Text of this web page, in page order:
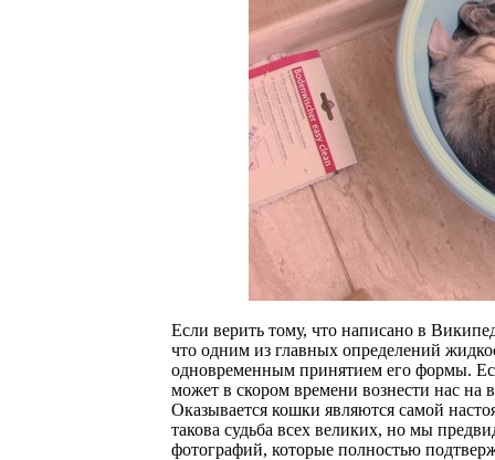
Если верить тому, что написано в
что одним из главных определений
одновременным принятием его формы.
может в скором времени вознести нас
Оказывается кошки являются самой
такова судьба всех великих, но мы
фотографий, которые полностью